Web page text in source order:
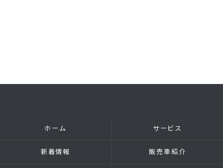
ホーム サービス
新着情報 販売車紹介